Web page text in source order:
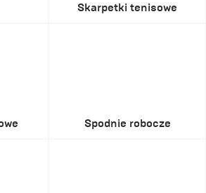
Skarpetki tenisowe
Spodnie robocze